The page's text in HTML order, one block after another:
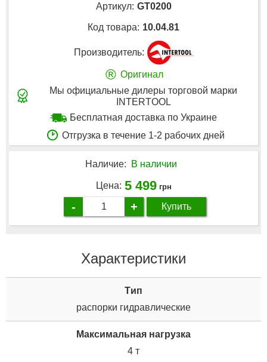
Артикул: GT0200
Код товара: 10.04.81
Производитель:
® Оригинал
Мы официальные дилеры торговой марки
INTERTOOL
Бесплатная доставка по Украине
Отгрузка в течение 1-2 рабочих дней
Наличие: В наличии
Цена: 5 499 грн
- + Купить
Характеристики
Tип
распорки гидравлические
Максимальная нагрузка
4 т